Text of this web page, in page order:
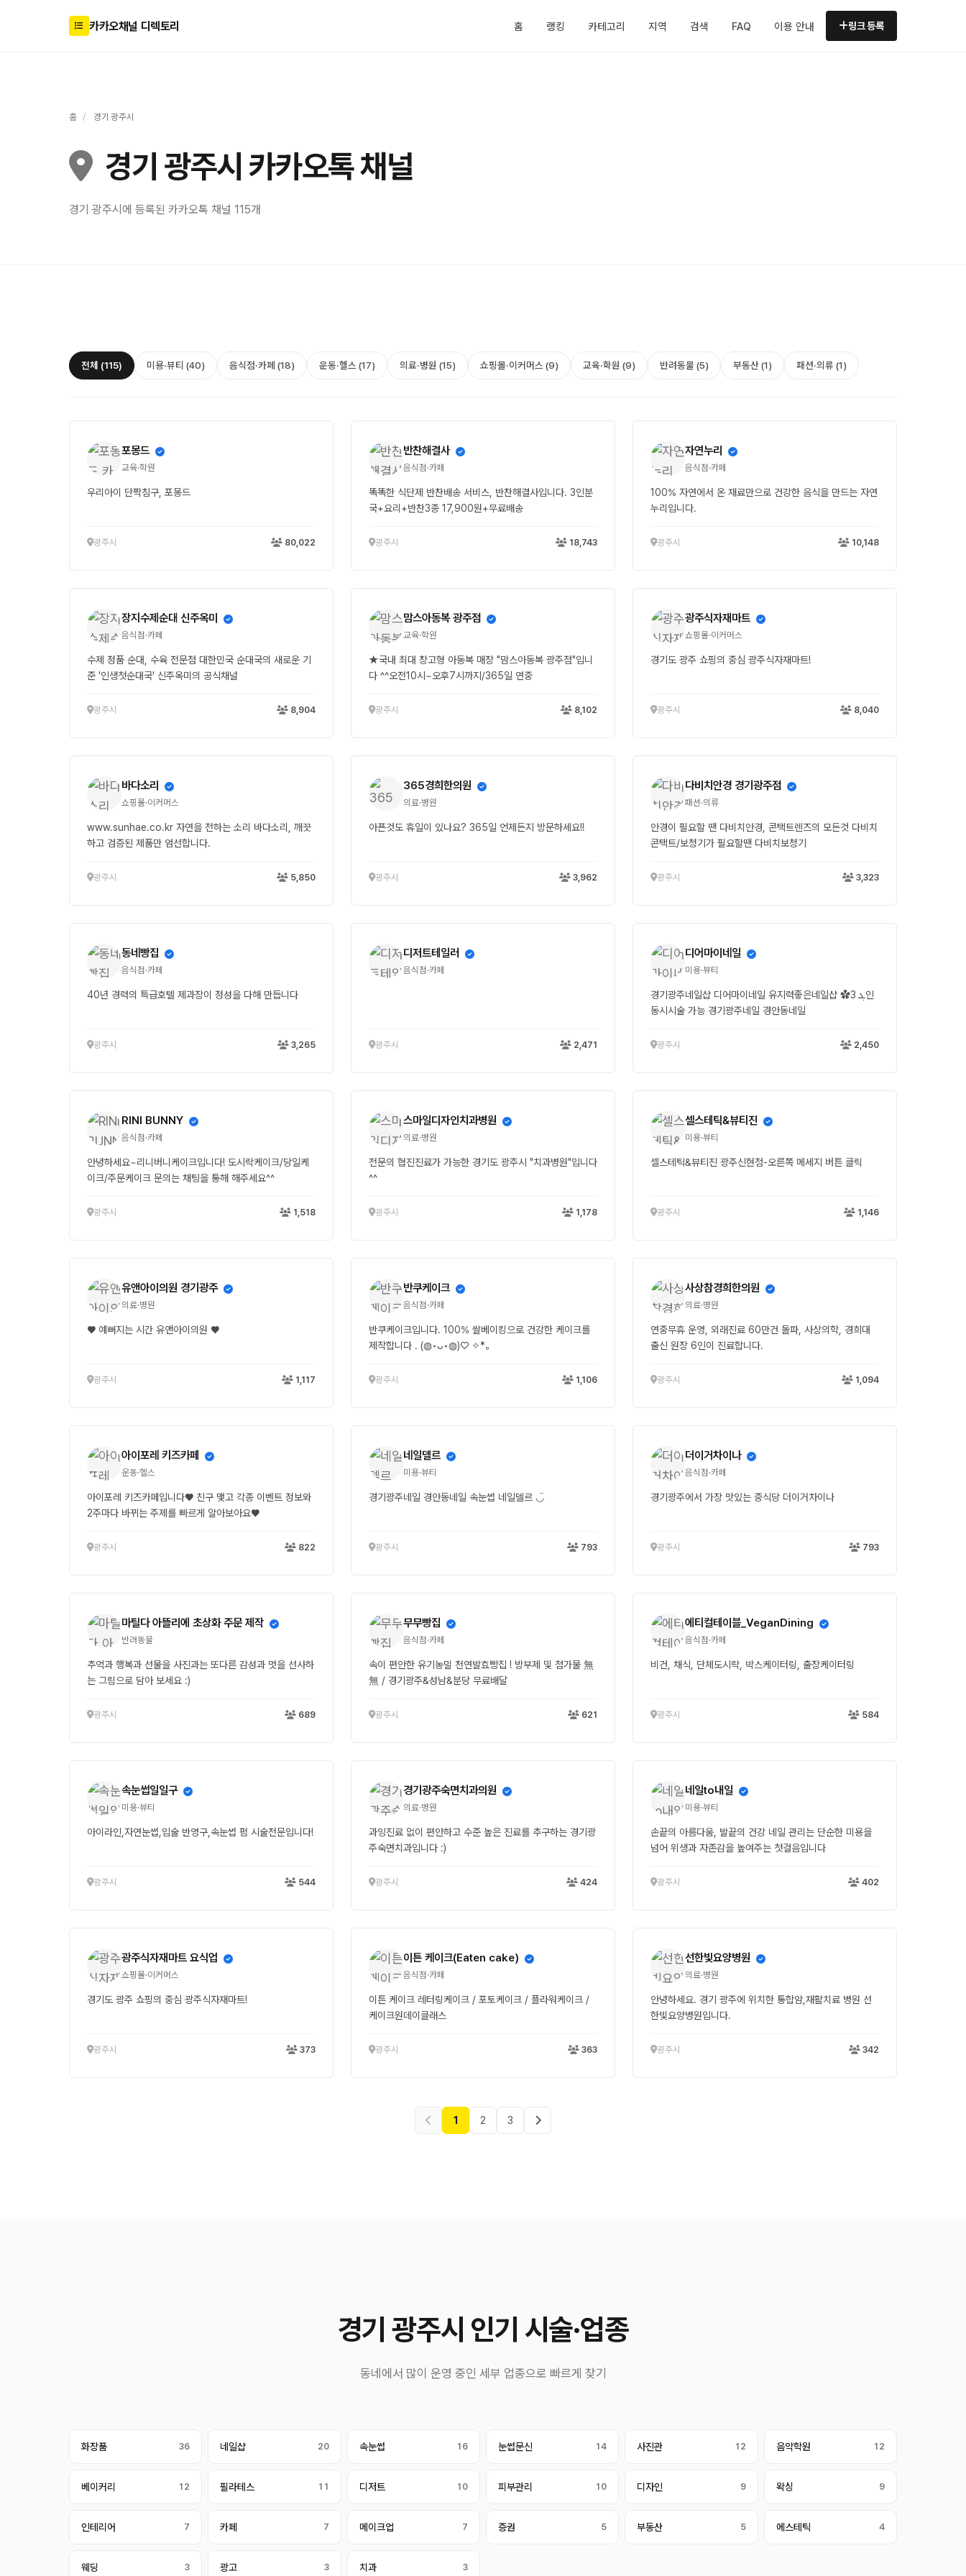
카카오채널 디렉토리 홈 랭킹 카테고리 지역 검색 FAQ 이용 안내 링크 등록
홈 / 경기 광주시
경기 광주시 카카오톡 채널
경기 광주시에 등록된 카카오톡 채널 115개
전체 (115) 미용·뷰티 (40) 음식점·카페 (18) 운동·헬스 (17) 의료·병원 (15) 쇼핑몰·이커머스 (9) 교육·학원 (9) 반려동물 (5) 부동산 (1) 패션·의류 (1)
포몽드
교육·학원
우리아이 단짝침구, 포몽드
광주시 80,022
반찬해결사
음식점·카페
똑똑한 식단제 반찬배송 서비스, 반찬해결사입니다. 3인분
국+요리+반찬3종 17,900원+무료배송
광주시 18,743
자연누리
음식점·카페
100% 자연에서 온 재료만으로 건강한 음식을 만드는 자연
누리입니다.
광주시 10,148
장지수제순대 신주옥미
음식점·카페
수제 정품 순대, 수육 전문점 대한민국 순대국의 새로운 기
준 '인생첫순대국' 신주옥미의 공식채널
광주시 8,904
맘스아동복 광주점
교육·학원
★국내 최대 창고형 아동복 매장 "맘스아동복 광주점"입니
다 ^^오전10시~오후7시까지/365일 연중
광주시 8,102
광주식자재마트
쇼핑몰·이커머스
경기도 광주 쇼핑의 중심 광주식자재마트!
광주시 8,040
바다소리
쇼핑몰·이커머스
www.sunhae.co.kr 자연을 전하는 소리 바다소리, 깨끗
하고 검증된 제품만 엄선합니다.
광주시 5,850
365경희한의원
의료·병원
아픈것도 휴일이 있나요? 365일 언제든지 방문하세요!!
광주시 3,962
다비치안경 경기광주점
패션·의류
안경이 필요할 땐 다비치안경, 콘택트렌즈의 모든것 다비치
콘택트/보청기가 필요할땐 다비치보청기
광주시 3,323
동네빵집
음식점·카페
40년 경력의 특급호텔 제과장이 정성을 다해 만듭니다
광주시 3,265
디저트테일러
음식점·카페
광주시 2,471
디어마이네일
미용·뷰티
경기광주네일샵 디어마이네일 유지력좋은네일샵 ‎‎✿ܓ 3인
동시시술 가능 경기광주네일 경안동네일 ‎
광주시 2,450
RINI BUNNY
음식점·카페
안녕하세요~리니버니케이크입니다! 도시락케이크/당일케
이크/주문케이크 문의는 채팅을 통해 해주세요^^
광주시 1,518
스마일디자인치과병원
의료·병원
전문의 협진진료가 가능한 경기도 광주시 "치과병원"입니다
^^
광주시 1,178
셀스테틱&뷰티진
미용·뷰티
셀스테틱&뷰티진 광주신현점-오른쪽 메세지 버튼 클릭
광주시 1,146
유앤아이의원 경기광주
의료·병원
♥ 예뻐지는 시간 유앤아이의원 ♥
광주시 1,117
반쿠케이크
음식점·카페
반쿠케이크입니다. 100% 쌀베이킹으로 건강한 케이크를
제작합니다 . (◍•ᴗ•◍)♡ ✧*。
광주시 1,106
사상참경희한의원
의료·병원
연중무휴 운영, 외래진료 60만건 돌파, 사상의학, 경희대
출신 원장 6인이 진료합니다.
광주시 1,094
아이포레 키즈카페
운동·헬스
아이포레 키즈카페입니다♥ 친구 맺고 각종 이벤트 정보와
2주마다 바뀌는 주제를 빠르게 알아보아요♥
광주시 822
네일델르
미용·뷰티
경기광주네일 경안동네일 속눈썹 네일델르 ◡̈
광주시 793
더이거차이나
음식점·카페
경기광주에서 가장 맛있는 중식당 더이거차이나
광주시 793
마틸다 아뜰리에 초상화 주문 제작
반려동물
추억과 행복과 선물을 사진과는 또다른 감성과 멋을 선사하
는 그림으로 담아 보세요 :)
광주시 689
무무빵집
음식점·카페
속이 편안한 유기농밀 천연발효빵집 ! 방부제 및 첨가물 無
無 / 경기광주&성남&분당 무료배달
광주시 621
에티컬테이블_VeganDining
음식점·카페
비건, 채식, 단체도시락, 박스케이터링, 출장케이터링
광주시 584
속눈썹일일구
미용·뷰티
아이라인,자연눈썹,입술 반영구,속눈썹 펌 시술전문입니다!
광주시 544
경기광주숙면치과의원
의료·병원
과잉진료 없이 편안하고 수준 높은 진료를 추구하는 경기광
주숙면치과입니다 :)
광주시 424
네일to내일
미용·뷰티
손끝의 아름다움, 발끝의 건강 네일 관리는 단순한 미용을
넘어 위생과 자존감을 높여주는 첫걸음입니다
광주시 402
광주식자재마트 요식업
쇼핑몰·이커머스
경기도 광주 쇼핑의 중심 광주식자재마트!
광주시 373
이튼 케이크(Eaten cake)
음식점·카페
이튼 케이크 레터링케이크 / 포토케이크 / 플라워케이크 /
케이크원데이클래스
광주시 363
선한빛요양병원
의료·병원
안녕하세요. 경기 광주에 위치한 통합암,재활치료 병원 선
한빛요양병원입니다.
광주시 342
1 2 3
경기 광주시 인기 시술·업종
동네에서 많이 운영 중인 세부 업종으로 빠르게 찾기
화장품 36 네일샵 20 속눈썹 16 눈썹문신 14 사진관 12 음악학원 12
베이커리 12 필라테스 11 디저트 10 피부관리 10 디자인 9 왁싱 9
인테리어 7 카페 7 메이크업 7 증권 5 부동산 5 에스테틱 4
웨딩 3 광고 3 치과 3